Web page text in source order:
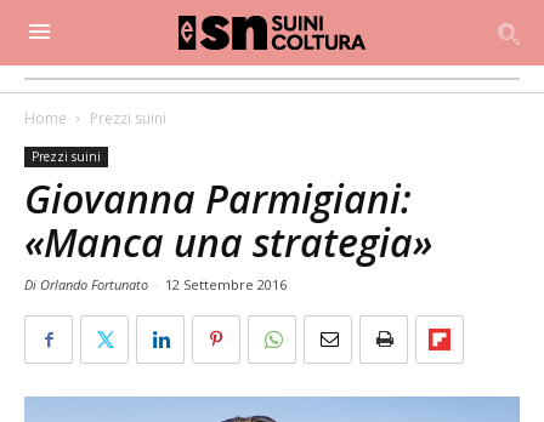
Home Prezzi suini
Prezzi suini
Giovanna Parmigiani:
«Manca una strategia»
Di Orlando Fortunato - 12 Settembre 2016